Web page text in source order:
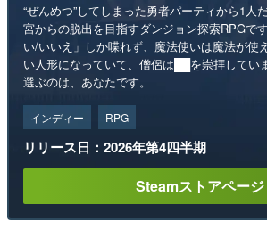
“ぜんめつ”してしまった勇者パーティから1人
宮からの脱出を目指すダンジョン探索RPGで
い/いいえ」しか喋れず、魔法使いは魔法が使
い人形になっていて、僧侶は██を崇拝してい
選ぶのは、あなたです。
インディー RPG
リリース日：2026年第4四半期
Steamストアページ